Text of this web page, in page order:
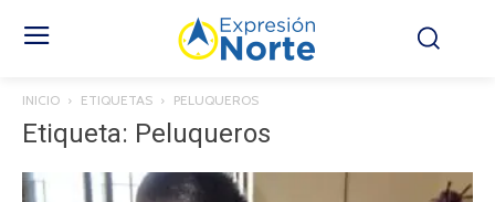
INICIO ETIQUETAS PELUQUEROS
Etiqueta: Peluqueros